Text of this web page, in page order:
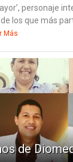
personaje
de los que más
Más
de